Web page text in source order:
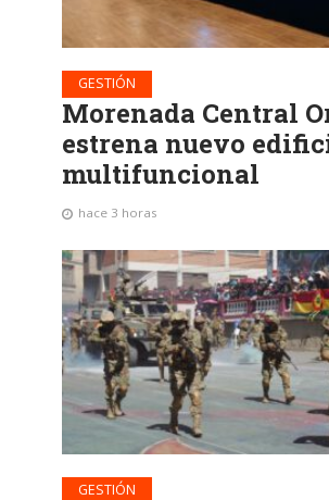
GESTIÓN
Morenada Central
estrena nuevo
multifuncional
hace 3 horas
GESTIÓN